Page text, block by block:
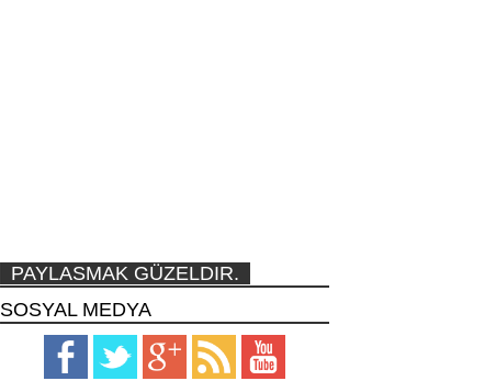
PAYLASMAK GÜZELDIR.
SOSYAL MEDYA